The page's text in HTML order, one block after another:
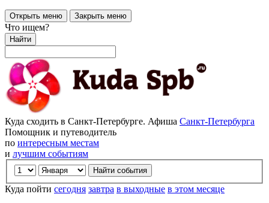
Открыть меню Закрыть меню
Что ищем?
Найти
Куда сходить в Санкт-Петербурге. Афиша Санкт-Петербурга
Помощник и путеводитель
по интересным местам
и лучшим событиям
Куда пойти сегодня завтра в выходные в этом месяце